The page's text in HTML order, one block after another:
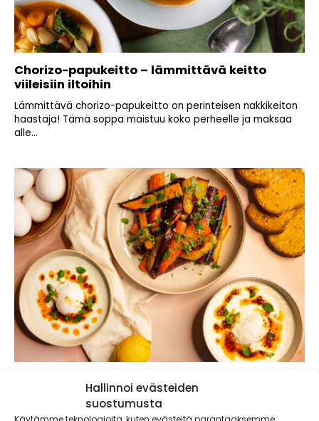
Hallinnoi evästeiden
suostumusta
Käytämme teknologioita, kuten evästeitä parantaaksemme
Chorizo-papukeitto – lämmittävä keitto
viileisiin iltoihin
Lämmittävä chorizo-papukeitto on perinteisen nakkikeiton
haastaja! Tämä soppa maistuu koko perheelle ja maksaa
alle...
Turkkilaiset uppomunat ja paahdetut
väriporkkanat
Jogurtin ja maustetun voisulan kanssa tarjoiltavat